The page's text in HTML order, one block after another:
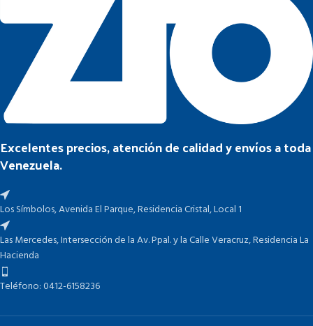
Excelentes precios, atención de calidad y envíos a toda
Venezuela.
Los Símbolos, Avenida El Parque, Residencia Cristal, Local 1
Las Mercedes, Intersección de la Av. Ppal. y la Calle Veracruz, Residencia La
Hacienda
Teléfono: 0412-6158236